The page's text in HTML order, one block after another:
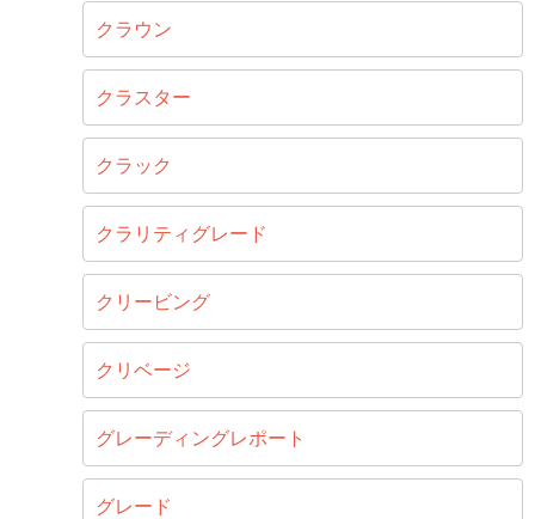
クラウン
クラスター
クラック
クラリティグレード
クリービング
クリベージ
グレーディングレポート
グレード